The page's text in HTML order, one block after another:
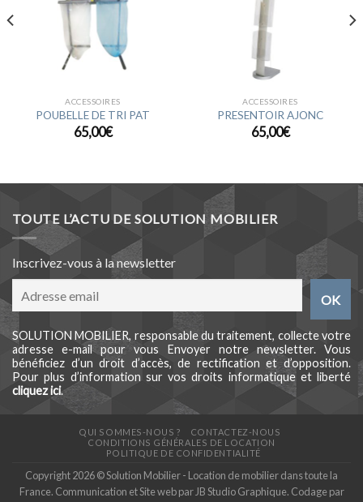
ACCESSOIRES
POUBELLE DE TRI PAT
65,00€
ACCESSOIRES
PRESENTOIR AJONC
65,00€
TOUTE L’ACTU DE SOLUTION MOBILIER
Inscrivez-vous à la newsletter
SOLUTION MOBILIER, responsable du traitement, collecte votre
adresse e-mail pour vous Envoyer notre newsletter. Vous
bénéficiez d’un droit d’accès, de rectification et d’opposition.
Pour plus d’information sur vos droits informatique et liberté
cliquez ici.
QUI SOMMES-NOUS ?
CONTACTEZ-NOUS
CONDITIONS GÉNÉRALES DE LOCATION
POLITIQUE DE CONFIDENTIALITÉ
Copyright 2026 © Solution Mobilier - Location de mobilier dans toute la
France. Communication et Site web par JB Studio Graphique. Codage par